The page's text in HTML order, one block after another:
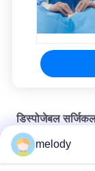
डिस्पोजेबल
एपर्चर व्यक्तिगत बाँझ
melody